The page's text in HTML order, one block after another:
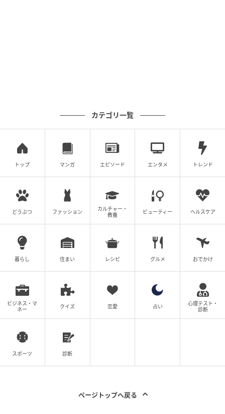
カテゴリ一覧
トップ マンガ エピソード エンタメ トレンド
どうぶつ ファッション
カルチャー・
教養
ビューティー ヘルスケア
暮らし 住まい レシピ グルメ おでかけ
ビジネス・マ
ネー
クイズ 恋愛 占い
心理テスト・
診断
スポーツ 診断
ページトップへ戻る